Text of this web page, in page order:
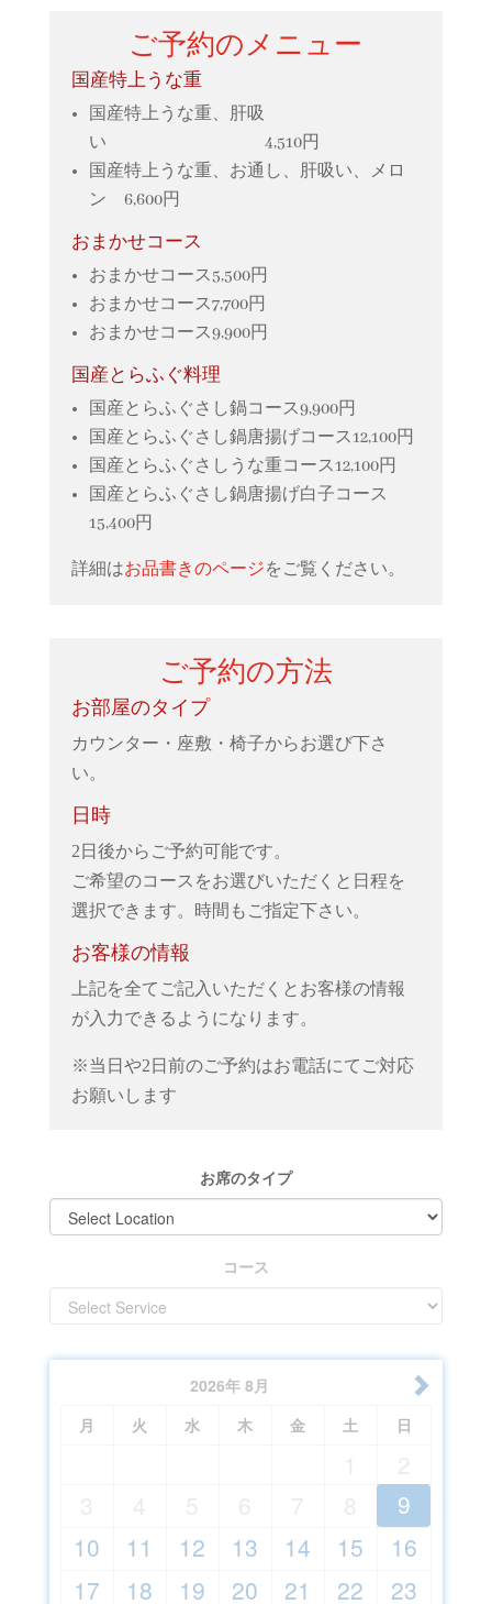
ご予約のメニュー
国産特上うな重
国産特上うな重、肝吸
い 4,510円
国産特上うな重、お通し、肝吸い、メロ
ン 6,600円
おまかせコース
おまかせコース5,500円
おまかせコース7,700円
おまかせコース9,900円
国産とらふぐ料理
国産とらふぐさし鍋コース9,900円
国産とらふぐさし鍋唐揚げコース12,100円
国産とらふぐさしうな重コース12,100円
国産とらふぐさし鍋唐揚げ白子コース
15,400円
詳細はお品書きのページをご覧ください。
ご予約の方法
お部屋のタイプ
カウンター・座敷・椅子からお選び下さ
い。
日時
2日後からご予約可能です。
ご希望のコースをお選びいただくと日程を
選択できます。時間もご指定下さい。
お客様の情報
上記を全てご記入いただくとお客様の情報
が入力できるようになります。
※当日や2日前のご予約はお電話にてご対応
お願いします
お席のタイプ
コース
2026年 8月
月
火 水 木 金 土 日
9
10
11 12 13 14 15
16
17
18 19 20 21 22 23